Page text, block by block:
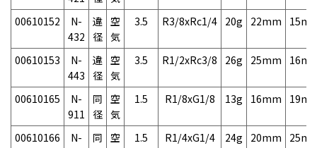
00610152
N-
432
違
径
空
気
3.5 R3/8xRc1/4 20g 22mm
00610153
N-
443
違
径
空
気
3.5 R1/2xRc3/8 26g 25mm
00610165
N-
911
同
径
空
気
1.5 R1/8xG1/8 13g 16mm
00610166
N-
同
空
1.5 R1/4xG1/4 24g 20mm